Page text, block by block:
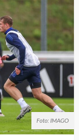
Foto: IMAGO